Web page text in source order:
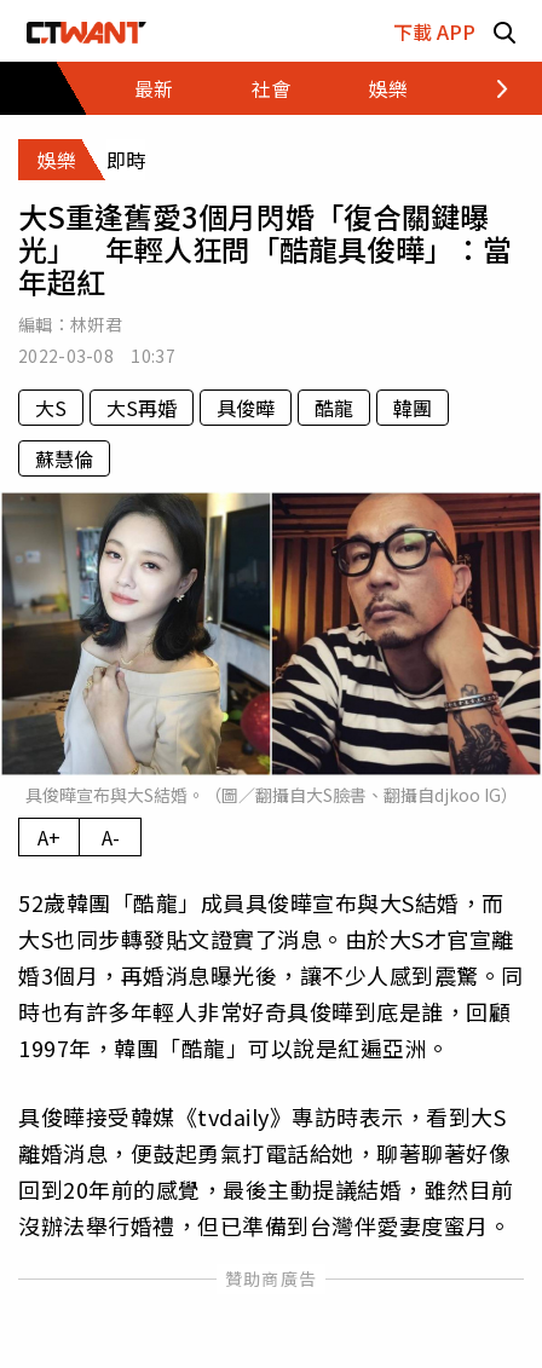
下載 APP
最新
社會 娛樂 財經
娛樂 即時
大S重逢舊愛3個月閃婚「復合關鍵曝
光」 年輕人狂問「酷龍具俊曄」：當
年超紅
編輯： 林姸君
2022-03-08 10:37
大S 大S再婚 具俊曄 酷龍
韓團
蘇慧倫
具俊曄宣布與大S結婚。（圖／翻攝自大S臉書、翻攝自djkoo IG）
A+ A-
52歲韓團「酷龍」成員具俊曄宣布與大S結婚，而
大S也同步轉發貼文證實了消息。由於大S才官宣離
婚3個月，再婚消息曝光後，讓不少人感到震驚。同
時也有許多年輕人非常好奇具俊曄到底是誰，回顧
1997年，韓團「酷龍」可以說是紅遍亞洲。
具俊曄接受韓媒《tvdaily》專訪時表示，看到大S
離婚消息，便鼓起勇氣打電話給她，聊著聊著好像
回到20年前的感覺，最後主動提議結婚，雖然目前
沒辦法舉行婚禮，但已準備到台灣伴愛妻度蜜月。